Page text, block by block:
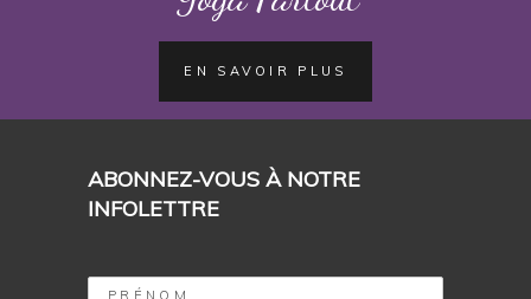
EN SAVOIR PLUS
ABONNEZ-VOUS À NOTRE
INFOLETTRE